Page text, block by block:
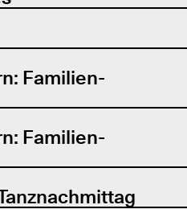
Familien-
Familien-